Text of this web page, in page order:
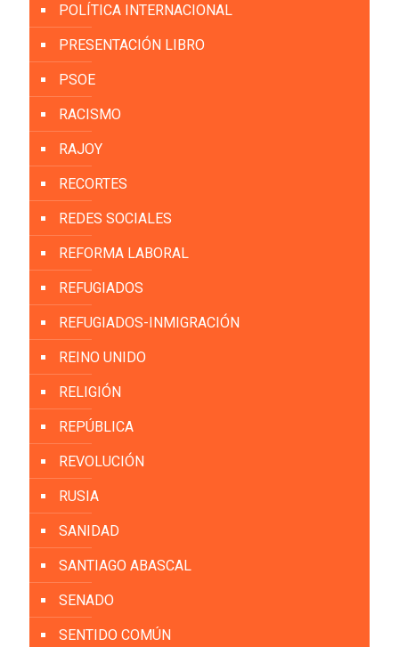
POLÍTICA INTERNACIONAL
PRESENTACIÓN LIBRO
PSOE
RACISMO
RAJOY
RECORTES
REDES SOCIALES
REFORMA LABORAL
REFUGIADOS
REFUGIADOS-INMIGRACIÓN
REINO UNIDO
RELIGIÓN
REPÚBLICA
REVOLUCIÓN
RUSIA
SANIDAD
SANTIAGO ABASCAL
SENADO
SENTIDO COMÚN